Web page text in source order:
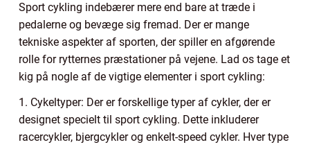
Sport cykling indebærer mere end bare at træde i
pedalerne og bevæge sig fremad. Der er mange
tekniske aspekter af sporten, der spiller en afgørende
rolle for rytternes præstationer på vejene. Lad os tage et
kig på nogle af de vigtige elementer i sport cykling:
1. Cykeltyper: Der er forskellige typer af cykler, der er
designet specielt til sport cykling. Dette inkluderer
racercykler, bjergcykler og enkelt-speed cykler. Hver type